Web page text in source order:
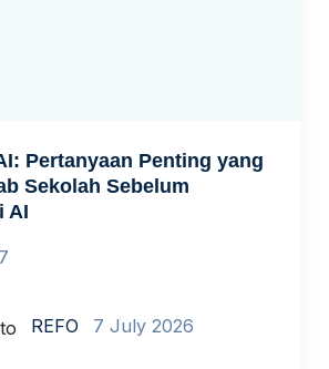
Pertanyaan Penting yang
Sekolah Sebelum
AI
REFO 7 July 2026